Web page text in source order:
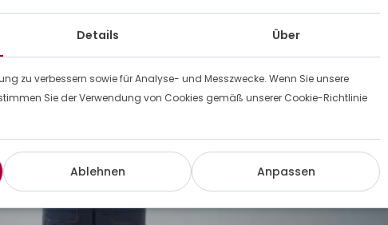
Details Über
zu verbessern sowie für Analyse- und Messzwecke. Wenn Sie unsere
Sie der Verwendung von Cookies gemäß unserer Cookie-Richtlinie
Ablehnen Anpassen